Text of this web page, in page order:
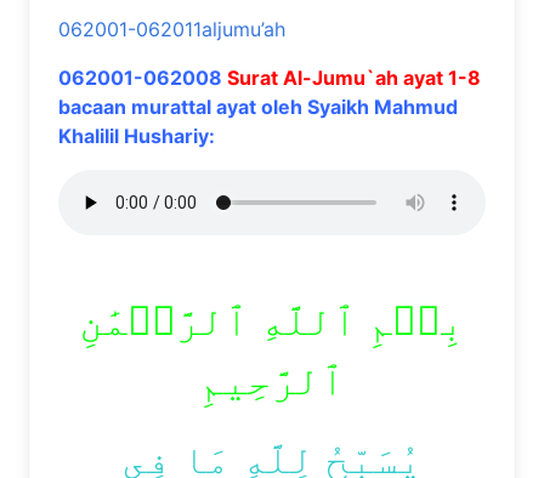
062001-062011aljumu’ah
062001-062008 Surat Al-Jumu`ah ayat 1-8
bacaan murattal ayat oleh Syaikh Mahmud
Khalilil Hushariy:
بِسۡمِ ٱللَّهِ ٱلرَّحۡمَٰنِ
ٱلرَّحِيمِ
يُسَبِّحُ لِلَّهِ مَا فِي